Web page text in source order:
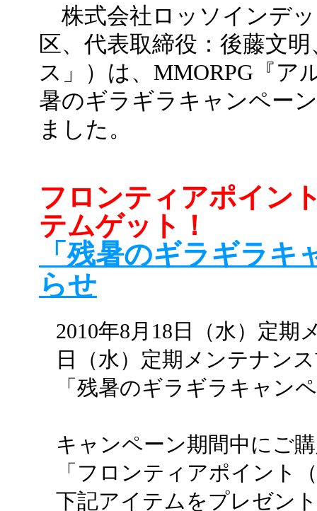
株式会社ロッソインデ
区、代表取締役：後藤文
ス」）は、MMORPG『ア
暑のギラギラキャンペー
ました。
フロンティアポイン
テムゲット！
「残暑のギラギラ
らせ
2010年8月18日（水）定期
日（水）定期メンテナン
「残暑のギラギラキャン
キャンペーン期間中にご
「フロンティアポイント
下記アイテムをプレゼン